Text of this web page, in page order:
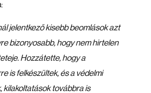
jelentkező kisebb beomlások azt
bizonyosabb, hogy nem hirtelen
Hozzátette, hogy a
is felkészültek, és a védelmi
kilakoltatások továbbra is